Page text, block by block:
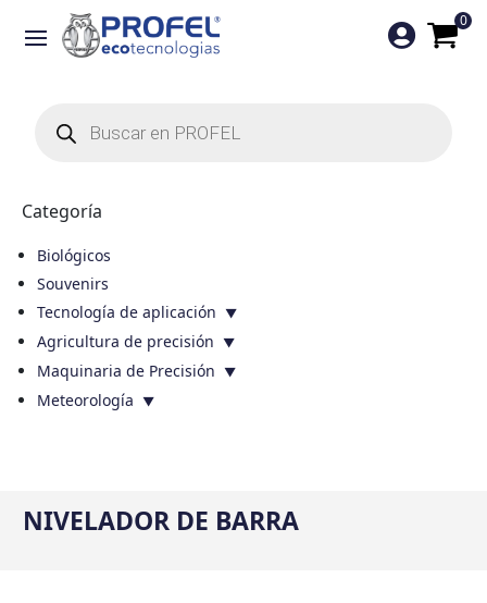
productos
0

Categoría
Biológicos
Souvenirs
Tecnología de aplicación
Agricultura de precisión
Maquinaria de Precisión
Meteorología
NIVELADOR DE BARRA